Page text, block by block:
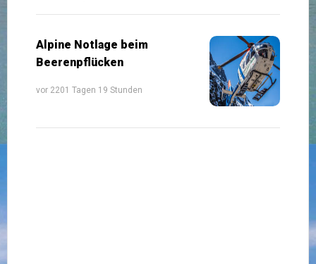
Alpine Notlage beim
Beerenpflücken
vor 2201 Tagen 19 Stunden